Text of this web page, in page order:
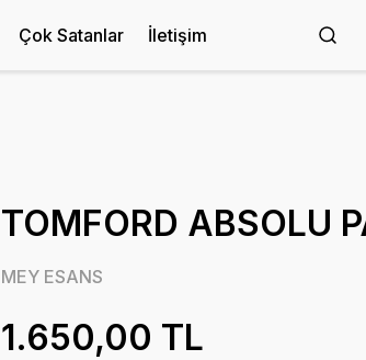
Çok Satanlar İletişim
TOMFORD ABSOLU
MEY ESANS
1.650,00 TL